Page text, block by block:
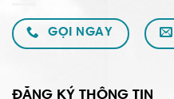
GỌI NGAY
ĐĂNG KÝ THÔNG TIN